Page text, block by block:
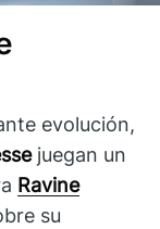
evolución,
juegan un
Ravine
su